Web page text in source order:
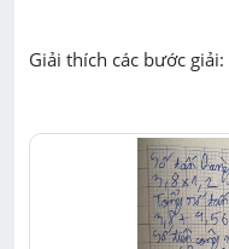
Giải thích các bước giải: